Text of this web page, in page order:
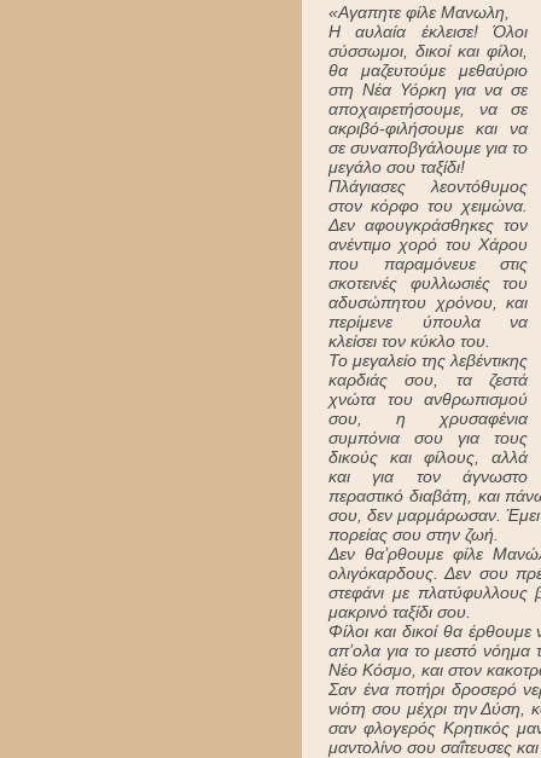
«Αγαπητε φίλε Μανωλη,
Η αυλαία έκλεισε! Όλοι
σύσσωμοι, δικοί και φίλοι,
θα μαζευτούμε μεθαύριο
στη Νέα Υόρκη για να σε
αποχαιρετήσουμε, να σε
ακριβό-φιλήσουμε και να
σε συναποβγάλουμε για το
μεγάλο σου ταξίδι!
Πλάγιασες λεοντόθυμος
στον κόρφο του χειμώνα.
Δεν αφουγκράσθηκες τον
ανέντιμο χορό του Χάρου
που παραμόνευε στις
σκοτεινές φυλλωσιές του
αδυσώπητου χρόνου, και
περίμενε ύπουλα να
κλείσει τον κύκλο του.
Το μεγαλείο της λεβέντικης
καρδιάς σου, τα ζεστά
χνώτα του ανθρωπισμού
σου, η χρυσαφένια
συμπόνια σου για τους
δικούς και φίλους, αλλά
και για τον άγνωστο
περαστικό διαβάτη, και
σου, δεν μαρμάρωσαν.
πορείας σου στην ζωή.
Δεν θα’ρθουμε φίλε
ολιγόκαρδους. Δεν σου
στεφάνι με πλατύφυλλους
μακρινό ταξίδι σου.
Φίλοι και δικοί θα
απ’ολα για το μεστό νόημα
Νέο Κόσμο, και στον
Σαν ένα ποτήρι δροσερό
νιότη σου μέχρι την Δύση,
σαν φλογερός Κρητικός
μαντολίνο σου σαΐτευσες